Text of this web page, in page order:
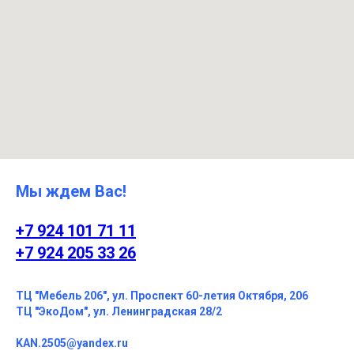
Мы ждем Вас!
+7 924 101 71 11
+7 924 205 33 26
ТЦ "Мебель 206", ул. Проспект 60-летия Октября, 206
ТЦ "ЭкоДом", ул. Ленинградская 28/2
KAN.2505@yandex.ru